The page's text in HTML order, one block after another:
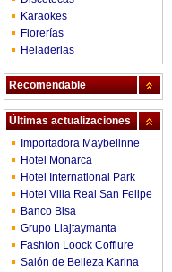
Karaokes
Florerías
Heladerias
Recomendable
Últimas actualizaciones
Importadora Maybelinne
Hotel Monarca
Hotel International Park
Hotel Villa Real San Felipe
Banco Bisa
Grupo Llajtaymanta
Fashion Loock Coffiure
Salón de Belleza Karina